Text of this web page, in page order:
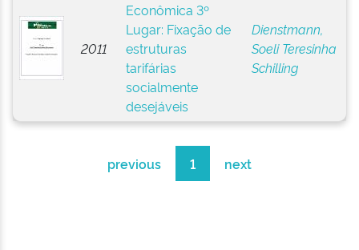
2011
Econômica 3º
Lugar: Fixação de
estruturas
tarifárias
socialmente
desejáveis
Dienstmann,
Soeli Teresinha
Schilling
previous 1 next